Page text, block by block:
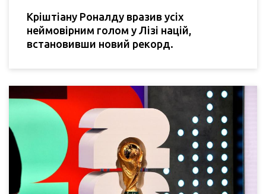
Кріштіану Роналду вразив усіх
неймовірним голом у Лізі націй,
встановивши новий рекорд.